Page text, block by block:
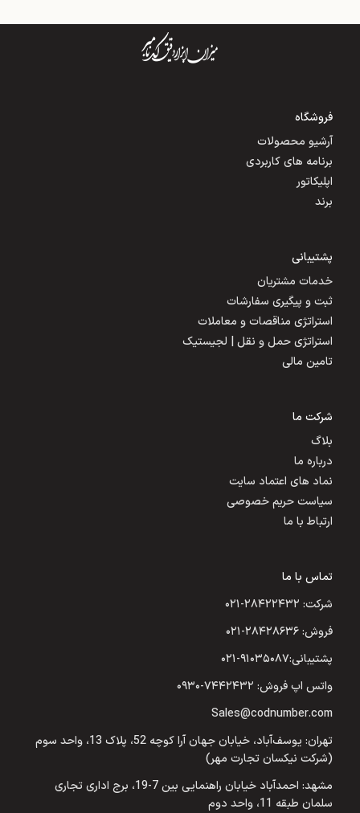
فروشگاه
آرشیو محصولات
برنامه های کاربردی
اپلیکاتور
برند
پشتیبانی
خدمات مشتریان
ثبت و پیگیری سفارشات
استراتژی مناقصات و معاملات
استراتژی حمل و نقل | لجیستیک
تامین مالی
شرکت ما
بلاگ
درباره ما
نماد های اعتماد سایت
سیاست حریم خصوصی
ارتباط با ما
تماس با ما
شرکت: ۲۸۴۲۲۴۳۲-۰۲۱
فروش: ۲۸۴۲۸۶۳۶-۰۲۱
پشتیبانی:۹۱۰۳۵۰۸۷-۰۲۱
واتس اپ فروش: ۷۴۴۲۴۳۲-۰۹۳۰
Sales@codnumber.com
تهران: یوسف‌آباد، خیابان جهان آرا کوچه 52، پلاک 13، واحد سوم
(شرکت نیکسان تجارت مهر)
مشهد: احمدآباد خیابان راهنمایی بین 7-19، برج اداری تجاری
سلمان طبقه 11، واحد دوم